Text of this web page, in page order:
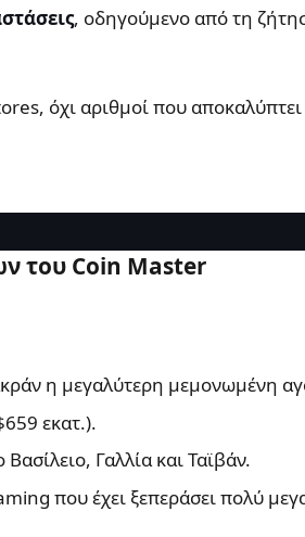
, οδηγούμενο από τη
όχι αριθμοί που
του Coin Master
η μεγαλύτερη μεμονωμένη
εκατ.).
Γαλλία και Ταϊβάν.
που έχει ξεπεράσει πολύ